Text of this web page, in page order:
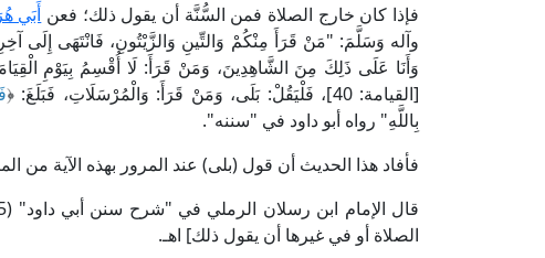
فإذا كان خارج الصلاة فمن السُّنَّة أن يقول ذلك؛ فعن أَبَي
وآله وَسَلَّمَ: "مَنْ قَرَأَ مِنْكُمْ وَالتِّينِ وَالزَّيْتُونِ، فَانْتَهَى إِلَى
وَأَنَا عَلَى ذَلِكَ مِنَ الشَّاهِدِينَ، وَمَنْ قَرَأَ: لَا أُقْسِمُ بِيَوْمِ
[القيامة: 40]، فَلْيَقُلْ: بَلَى، وَمَنْ قَرَأَ: وَالْمُرْسَلَاتِ، فَبَلَغَ: ﴿
بِاللَّهِ" رواه أبو داود في "سننه".
فأفاد هذا الحديث أن قول (بلى) عند المرور بهذه الآية من
الصلاة أو في غيرها أن يقول ذلك] اهـ.